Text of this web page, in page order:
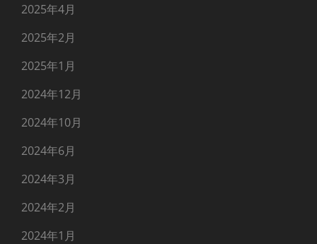
2025年4月
2025年2月
2025年1月
2024年12月
2024年10月
2024年6月
2024年3月
2024年2月
2024年1月